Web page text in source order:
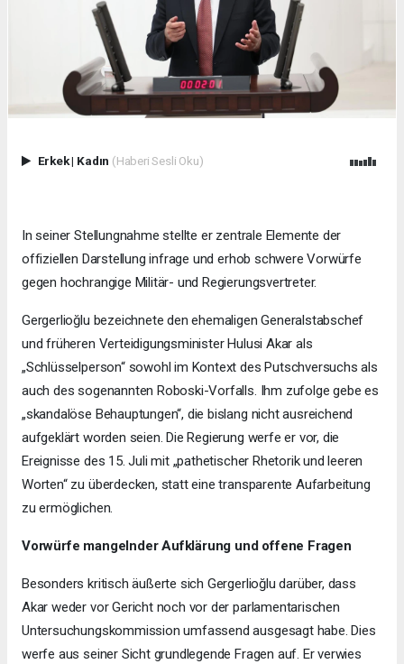
Erkek| Kadın (Haberi Sesli Oku)
In seiner Stellungnahme stellte er zentrale Elemente der
offiziellen Darstellung infrage und erhob schwere Vorwürfe
gegen hochrangige Militär- und Regierungsvertreter.
Gergerlioğlu bezeichnete den ehemaligen Generalstabschef
und früheren Verteidigungsminister Hulusi Akar als
„Schlüsselperson“ sowohl im Kontext des Putschversuchs als
auch des sogenannten Roboski-Vorfalls. Ihm zufolge gebe es
„skandalöse Behauptungen“, die bislang nicht ausreichend
aufgeklärt worden seien. Die Regierung werfe er vor, die
Ereignisse des 15. Juli mit „pathetischer Rhetorik und leeren
Worten“ zu überdecken, statt eine transparente Aufarbeitung
zu ermöglichen.
Vorwürfe mangelnder Aufklärung und offene Fragen
Besonders kritisch äußerte sich Gergerlioğlu darüber, dass
Akar weder vor Gericht noch vor der parlamentarischen
Untersuchungskommission umfassend ausgesagt habe. Dies
werfe aus seiner Sicht grundlegende Fragen auf. Er verwies